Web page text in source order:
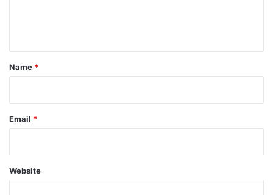
*
Name *
Email *
Website